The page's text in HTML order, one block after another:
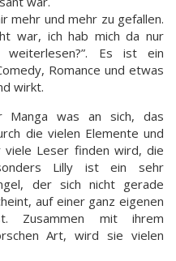
mehr und mehr zu gefallen.
war, ich hab mich da nur
Es ist ein
Romance und etwas
wirkt.
was an sich, das
die vielen Elemente und
viele Leser finden wird, die
Lilly ist ein sehr
der sich nicht gerade
auf einer ganz eigenen
Zusammen mit ihrem
Art, wird sie vielen